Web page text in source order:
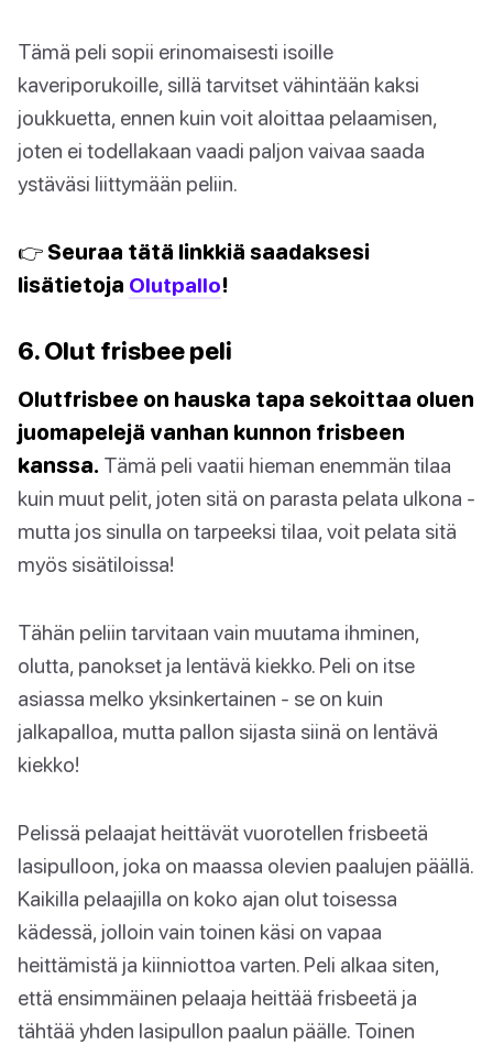
Tämä peli sopii erinomaisesti isoille
kaveriporukoille, sillä tarvitset vähintään kaksi
joukkuetta, ennen kuin voit aloittaa pelaamisen,
joten ei todellakaan vaadi paljon vaivaa saada
ystäväsi liittymään peliin.
👉 Seuraa tätä linkkiä saadaksesi
lisätietoja Olutpallo!
6. Olut frisbee peli
Olutfrisbee on hauska tapa sekoittaa oluen
juomapelejä vanhan kunnon frisbeen
kanssa. Tämä peli vaatii hieman enemmän tilaa
kuin muut pelit, joten sitä on parasta pelata ulkona -
mutta jos sinulla on tarpeeksi tilaa, voit pelata sitä
myös sisätiloissa!
Tähän peliin tarvitaan vain muutama ihminen,
olutta, panokset ja lentävä kiekko. Peli on itse
asiassa melko yksinkertainen - se on kuin
jalkapalloa, mutta pallon sijasta siinä on lentävä
kiekko!
Pelissä pelaajat heittävät vuorotellen frisbeetä
lasipulloon, joka on maassa olevien paalujen päällä.
Kaikilla pelaajilla on koko ajan olut toisessa
kädessä, jolloin vain toinen käsi on vapaa
heittämistä ja kiinniottoa varten. Peli alkaa siten,
että ensimmäinen pelaaja heittää frisbeetä ja
tähtää yhden lasipullon paalun päälle. Toinen